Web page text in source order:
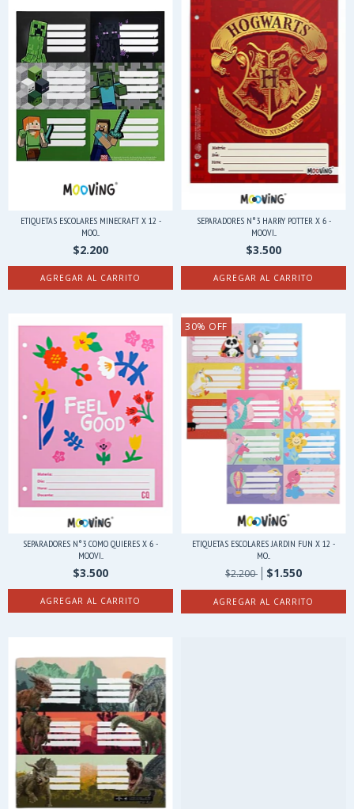
ETIQUETAS ESCOLARES MINECRAFT X 12 -
MOO...
$2.200
SEPARADORES N°3 HARRY POTTER X 6 -
MOOVI...
$3.500
SEPARADORES N°3 COMO QUIERES X 6 -
MOOVI...
$3.500
30% OFF
ETIQUETAS ESCOLARES JARDIN FUN X 12 -
MO...
$2.200 $1.550
AGREGAR AL CARRITO